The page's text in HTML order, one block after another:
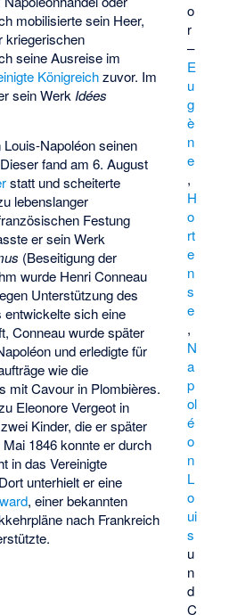
o
r
–
E
u
g
è
n
e
,
H
o
rt
e
n
s
e
,
N
a
p
ol
é
o
n
L
o
ui
s
u
n
d
C
mobilisierte sein Heer,
kriegerischen
seine Ausreise im
Königreichzuvor. Im
sein Werk Idées
Napoléon seinen
fand am 6. August
statt und scheiterte
lebenslanger
Festung
er sein Werk
(Beseitigung der
wurde Henri Conneau
Unterstützung des
sich eine
Conneau wurde später
und erledigte für
wie die
mit Cavour in Plombières.
Eleonore Vergeot in
Kinder, die er später
1846 konnte er durch
in das Vereinigte
unterhielt er eine
, einer bekannten
nach Frankreich